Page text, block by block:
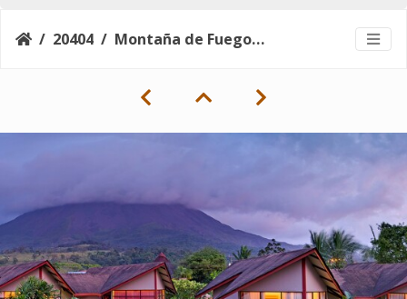
20404 Montaña de Fuego_Lake Suites_1